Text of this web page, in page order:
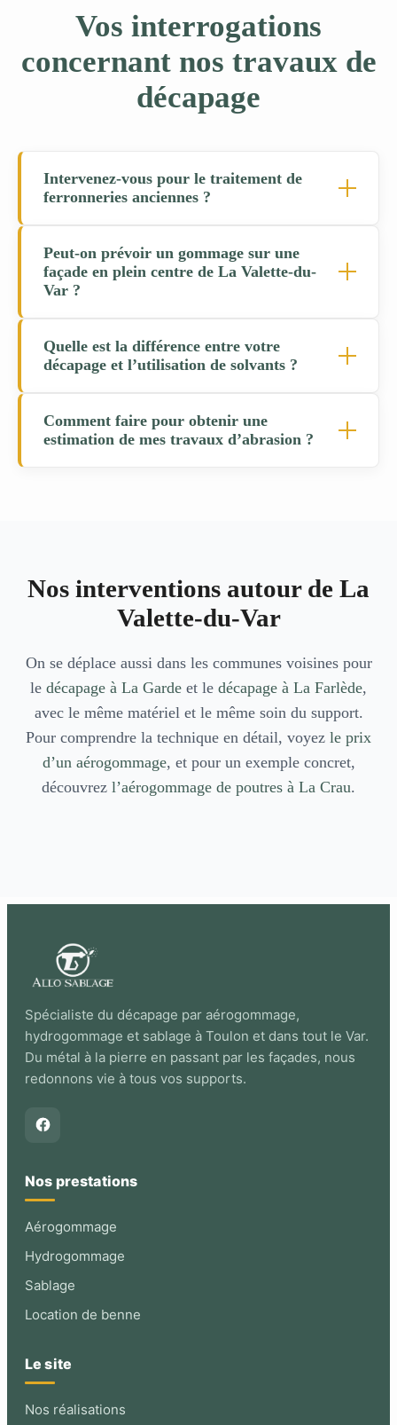
Vos interrogations
concernant nos travaux de
décapage
Intervenez-vous pour le traitement de
ferronneries anciennes ?
Peut-on prévoir un gommage sur une
façade en plein centre de La Valette-du-
Var ?
Quelle est la différence entre votre
décapage et l’utilisation de solvants ?
Comment faire pour obtenir une
estimation de mes travaux d’abrasion ?
Nos interventions autour de La
Valette-du-Var
On se déplace aussi dans les communes voisines pour
le décapage à La Garde et le décapage à La Farlède,
avec le même matériel et le même soin du support.
Pour comprendre la technique en détail, voyez le prix
d’un aérogommage, et pour un exemple concret,
découvrez l’aérogommage de poutres à La Crau.
Spécialiste du décapage par aérogommage,
hydrogommage et sablage à Toulon et dans tout le Var.
Du métal à la pierre en passant par les façades, nous
redonnons vie à tous vos supports.
Nos prestations
Aérogommage
Hydrogommage
Sablage
Location de benne
Le site
Nos réalisations